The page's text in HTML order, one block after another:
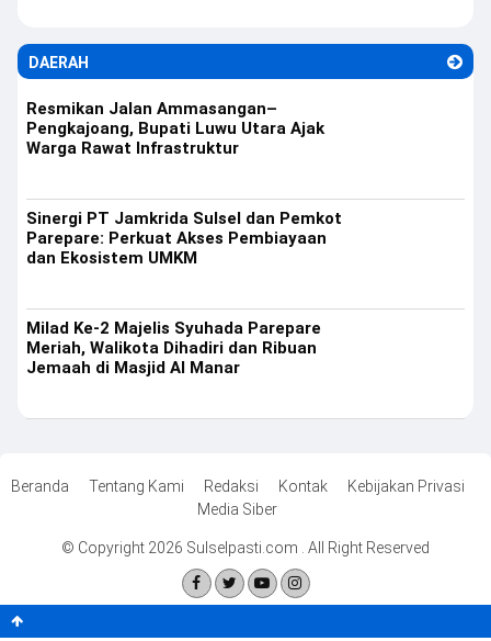
DAERAH
Resmikan Jalan Ammasangan–
Pengkajoang, Bupati Luwu Utara Ajak
Warga Rawat Infrastruktur
Sinergi PT Jamkrida Sulsel dan Pemkot
Parepare: Perkuat Akses Pembiayaan
dan Ekosistem UMKM
Milad Ke-2 Majelis Syuhada Parepare
Meriah, Walikota Dihadiri dan Ribuan
Jemaah di Masjid Al Manar
Beranda Tentang Kami Redaksi Kontak
Kebijakan Privasi
Media Siber
© Copyright 2026 Sulselpasti.com . All Right Reserved